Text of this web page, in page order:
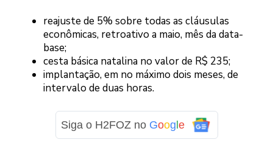
reajuste de 5% sobre todas as cláusulas
econômicas, retroativo a maio, mês da data-
base;
cesta básica natalina no valor de R$ 235;
implantação, em no máximo dois meses, de
intervalo de duas horas.
Siga o H2FOZ no Google